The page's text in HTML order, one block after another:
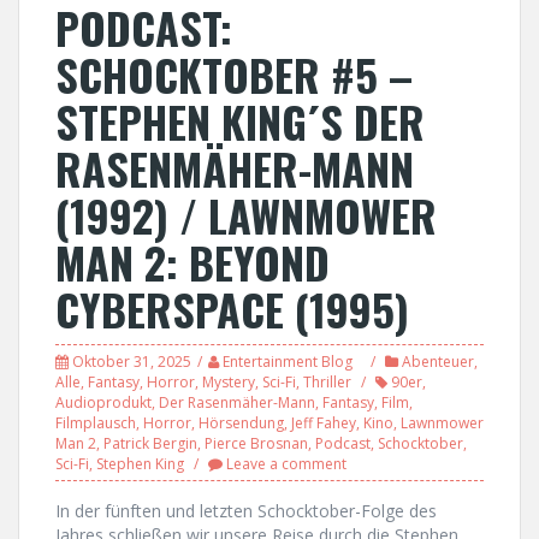
PODCAST:
SCHOCKTOBER #5 –
STEPHEN KING´S DER
RASENMÄHER-MANN
(1992) / LAWNMOWER
MAN 2: BEYOND
CYBERSPACE (1995)
Oktober 31, 2025 Entertainment Blog Abenteuer,
Alle, Fantasy, Horror, Mystery, Sci-Fi, Thriller 90er,
Audioprodukt, Der Rasenmäher-Mann, Fantasy, Film,
Filmplausch, Horror, Hörsendung, Jeff Fahey, Kino, Lawnmower
Man 2, Patrick Bergin, Pierce Brosnan, Podcast, Schocktober,
Sci-Fi, Stephen King Leave a comment
In der fünften und letzten Schocktober-Folge des